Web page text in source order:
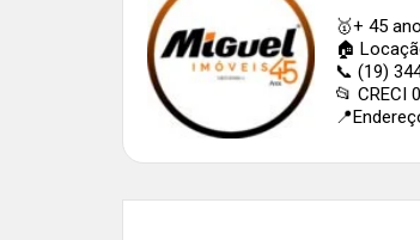
🥇+ 45
🏠
📞 (19)
📂 CRECI